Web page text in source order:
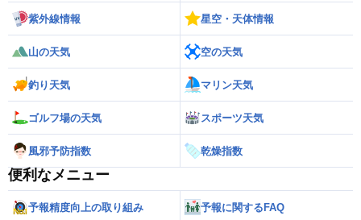
紫外線情報 星空・天体情報
山の天気 空の天気
釣り天気 マリン天気
ゴルフ場の天気 スポーツ天気
風邪予防指数 乾燥指数
便利なメニュー
予報精度向上の取り組み 予報に関するFAQ